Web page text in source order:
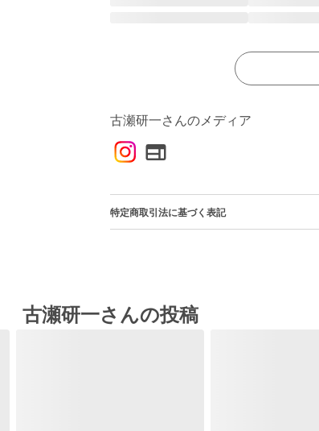
古瀬研一さんのメディア
特定商取引法に基づく表記
古瀬研一さんの投稿